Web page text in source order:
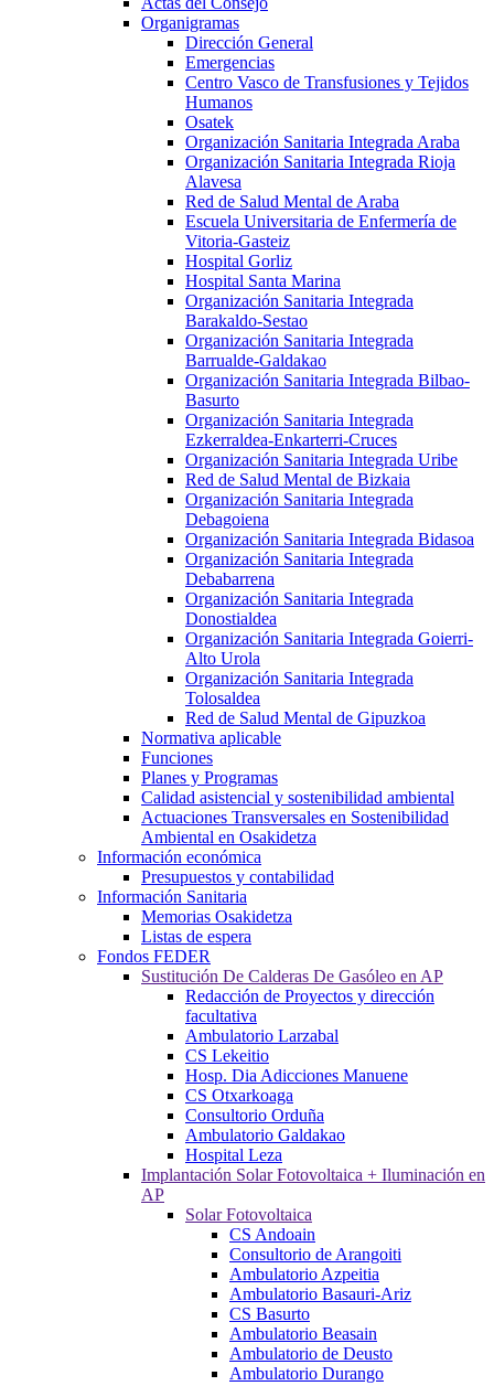
Organigramas
Dirección General
Emergencias
Centro Vasco de Transfusiones y Tejidos
Humanos
Osatek
Organización Sanitaria Integrada Araba
Organización Sanitaria Integrada Rioja
Alavesa
Red de Salud Mental de Araba
Escuela Universitaria de Enfermería de
Vitoria-Gasteiz
Hospital Gorliz
Hospital Santa Marina
Organización Sanitaria Integrada
Barakaldo-Sestao
Organización Sanitaria Integrada
Barrualde-Galdakao
Organización Sanitaria Integrada Bilbao-
Basurto
Organización Sanitaria Integrada
Ezkerraldea-Enkarterri-Cruces
Organización Sanitaria Integrada Uribe
Red de Salud Mental de Bizkaia
Organización Sanitaria Integrada
Debagoiena
Organización Sanitaria Integrada Bidasoa
Organización Sanitaria Integrada
Debabarrena
Organización Sanitaria Integrada
Donostialdea
Organización Sanitaria Integrada Goierri-
Alto Urola
Organización Sanitaria Integrada
Tolosaldea
Red de Salud Mental de Gipuzkoa
Normativa aplicable
Funciones
Planes y Programas
Calidad asistencial y sostenibilidad ambiental
Actuaciones Transversales en Sostenibilidad
Ambiental en Osakidetza
Información económica
Presupuestos y contabilidad
Información Sanitaria
Memorias Osakidetza
Listas de espera
Fondos FEDER
Sustitución De Calderas De Gasóleo en AP
Redacción de Proyectos y dirección
facultativa
Ambulatorio Larzabal
CS Lekeitio
Hosp. Dia Adicciones Manuene
CS Otxarkoaga
Consultorio Orduña
Ambulatorio Galdakao
Hospital Leza
Implantación Solar Fotovoltaica + Iluminación en
AP
Solar Fotovoltaica
CS Andoain
Consultorio de Arangoiti
Ambulatorio Azpeitia
Ambulatorio Basauri-Ariz
CS Basurto
Ambulatorio Beasain
Ambulatorio de Deusto
Ambulatorio Durango